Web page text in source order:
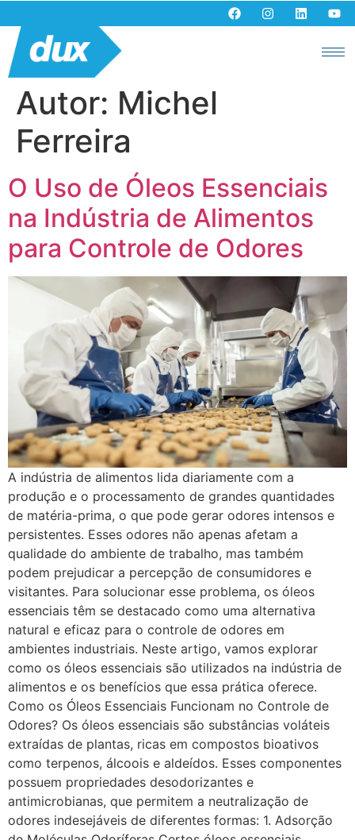
Autor: Michel
Ferreira
O Uso de Óleos Essenciais
na Indústria de Alimentos
para Controle de Odores
A indústria de alimentos lida diariamente com a
produção e o processamento de grandes quantidades
de matéria-prima, o que pode gerar odores intensos e
persistentes. Esses odores não apenas afetam a
qualidade do ambiente de trabalho, mas também
podem prejudicar a percepção de consumidores e
visitantes. Para solucionar esse problema, os óleos
essenciais têm se destacado como uma alternativa
natural e eficaz para o controle de odores em
ambientes industriais. Neste artigo, vamos explorar
como os óleos essenciais são utilizados na indústria de
alimentos e os benefícios que essa prática oferece.
Como os Óleos Essenciais Funcionam no Controle de
Odores? Os óleos essenciais são substâncias voláteis
extraídas de plantas, ricas em compostos bioativos
como terpenos, álcoois e aldeídos. Esses componentes
possuem propriedades desodorizantes e
antimicrobianas, que permitem a neutralização de
odores indesejáveis de diferentes formas: 1. Adsorção